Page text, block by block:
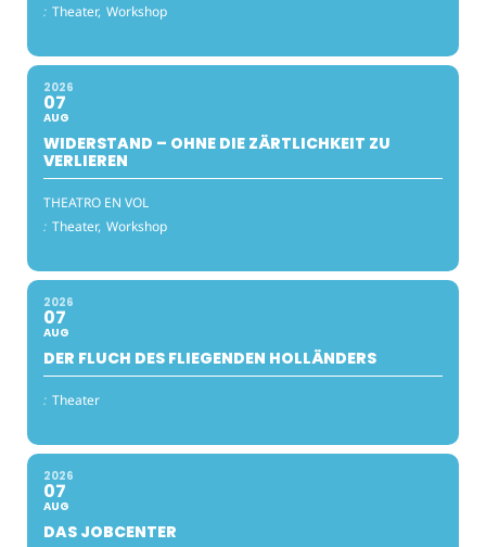
: Theater, Workshop
2026
07
AUG
WIDERSTAND – OHNE DIE ZÄRTLICHKEIT ZU
VERLIEREN
THEATRO EN VOL
: Theater, Workshop
2026
07
AUG
DER FLUCH DES FLIEGENDEN HOLLÄNDERS
: Theater
2026
07
AUG
DAS JOBCENTER